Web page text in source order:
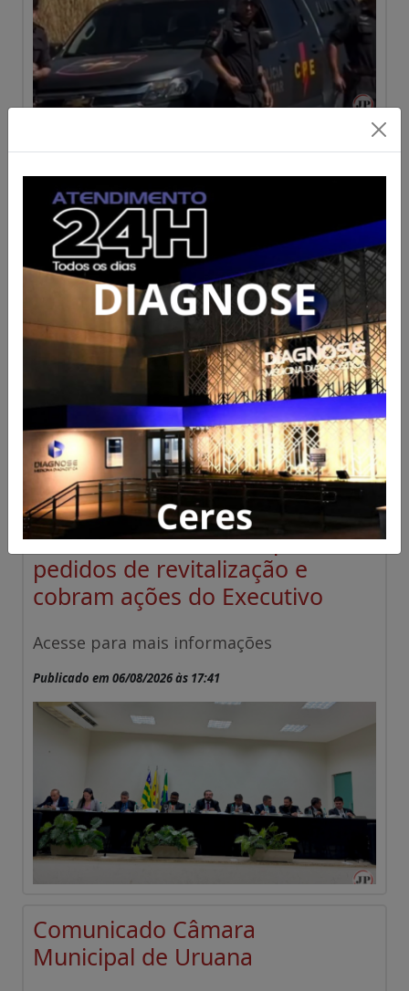
Edital de convocação
assembleia geral
extraordinária ADVESP Ceres
Acesse para mais informações
Publicado em 28/07/2026 às 17:47
Vereadores de Ceres aprovam
pedidos de revitalização e
cobram ações do Executivo
Acesse para mais informações
Publicado em 06/08/2026 às 17:41
Comunicado Câmara
Municipal de Uruana